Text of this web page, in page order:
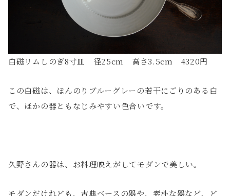
白磁リムしのぎ8寸皿 径25cm 高さ3.5cm 4320円
この白磁は、ほんのりブルーグレーの若干にごりのある白
で、ほかの器ともなじみやすい色合いです。
久野さんの器は、お料理映えがしてモダンで美しい。
モダンだけれども、古典ベースの器や、素朴な器など、ど